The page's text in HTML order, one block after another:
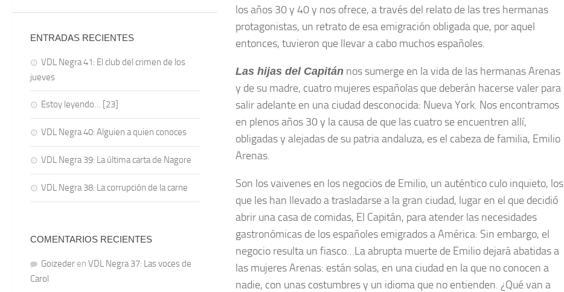
los años 30 y 40 y nos ofrece, a través del relato de las tres hermanas
protagonistas, un retrato de esa emigración obligada que, por aquel
entonces, tuvieron que llevar a cabo muchos españoles.
Las hijas del Capitán nos sumerge en la vida de las hermanas Arenas
y de su madre, cuatro mujeres españolas que deberán hacerse valer para
salir adelante en una ciudad desconocida: Nueva York. Nos encontramos
en plenos años 30 y la causa de que las cuatro se encuentren allí,
obligadas y alejadas de su patria andaluza, es el cabeza de familia, Emilio
Arenas.
Son los vaivenes en los negocios de Emilio, un auténtico culo inquieto, los
que les han llevado a trasladarse a la gran ciudad, lugar en el que decidió
abrir una casa de comidas, El Capitán, para atender las necesidades
gastronómicas de los españoles emigrados a América. Sin embargo, el
negocio resulta un fiasco…La abrupta muerte de Emilio dejará abatidas a
las mujeres Arenas: están solas, en una ciudad en la que no conocen a
nadie, con unas costumbres y un idioma que no entienden. ¿Qué van a
ENTRADAS RECIENTES
VDL Negra 41: El club del crimen de los
jueves
Estoy leyendo… [23]
VDL Negra 40: Alguien a quien conoces
VDL Negra 39: La última carta de Nagore
VDL Negra 38: La corrupción de la carne
COMENTARIOS RECIENTES
Goizeder en VDL Negra 37: Las voces de
Carol